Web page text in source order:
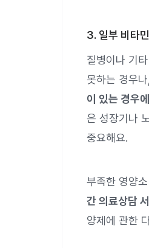
3. 일부 비타
질병이나 기
못하는 경우
이 있는 경우
은 성장기나
중요해요.
부족한 영양
간 의료상담
양제에 관한